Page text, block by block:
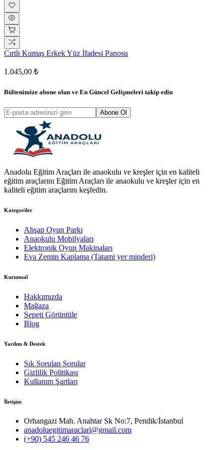
Cırtlı Kumaş Erkek Yüz İfadesi Panosu
1.045,00 ₺
Bültenimize abone olun ve En Güncel Gelişmeleri takip edin
Abone Ol
Anadolu Eğitim Araçları ile anaokulu ve kreşler için en kaliteli
eğitim araçlarını Eğitim Araçları ile anaokulu ve kreşler için en
kaliteli eğitim araçlarını keşfedin.
Kategoriler
Ahşap Oyun Parkı
Anaokulu Mobilyaları
Elektronik Oyun Makinaları
Eva Zemin Kaplama (Tatami yer minderi)
Kurumsal
Hakkımızda
Mağaza
Sepeti Görüntüle
Blog
Yardım & Destek
Sık Sorulan Sorular
Gizlilik Politikası
Kullanım Şartları
İletişim
Orhangazi Mah. Anahtar Sk No:7, Pendik/İstanbul
anadoluegitimaraclari@gmail.com
(+90) 545 246 46 76